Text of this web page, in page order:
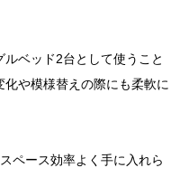
ベッド2台として使うこと
や模様替えの際にも柔軟に
ペース効率よく手に入れら